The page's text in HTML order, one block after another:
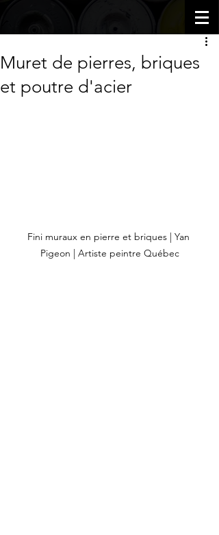
Muret de pierres, briques
et poutre d'acier
Fini muraux en pierre et briques | Yan
Pigeon | Artiste peintre Québec